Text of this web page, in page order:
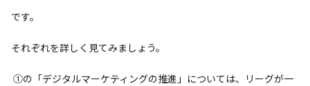
です。
それぞれを詳しく見てみましょう。
①の「デジタルマーケティングの推進」については、リーグが一